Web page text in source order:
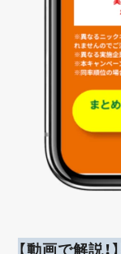
【動画で解説！】